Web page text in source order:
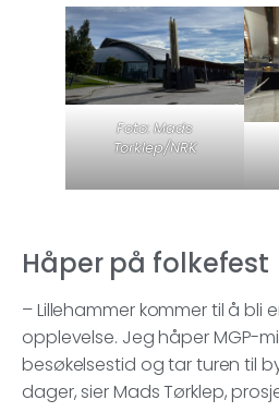
Foto: Mads
Tørklep/NRK
Håper på folkefest
– Lillehammer kommer til å bli
opplevelse. Jeg håper MGP-
besøkelsestid og tar turen til
dager, sier Mads Tørklep,